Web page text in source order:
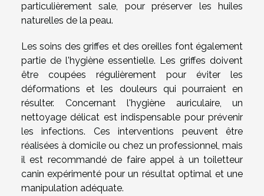
particulièrement sale, pour préserver les huiles
naturelles de la peau.
Les soins des griffes et des oreilles font également
partie de l'hygiène essentielle. Les griffes doivent
être coupées régulièrement pour éviter les
déformations et les douleurs qui pourraient en
résulter. Concernant l'hygiène auriculaire, un
nettoyage délicat est indispensable pour prévenir
les infections. Ces interventions peuvent être
réalisées à domicile ou chez un professionnel, mais
il est recommandé de faire appel à un toiletteur
canin expérimenté pour un résultat optimal et une
manipulation adéquate.